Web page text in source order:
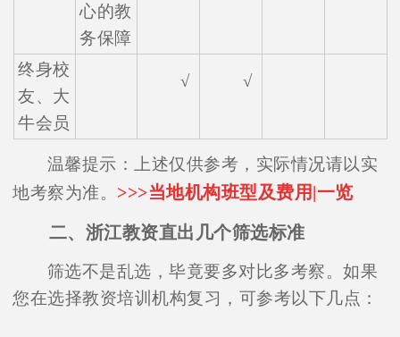
心的教
务保障
终身校
友、大
牛会员
√ √
温馨提示：上述仅供参考，实际情况请以实
地考察为准。 >>>当地机构班型及费用|一览
二、浙江教资直出几个筛选标准
筛选不是乱选，毕竟要多对比多考察。如果
您在选择教资培训机构复习，可参考以下几点：